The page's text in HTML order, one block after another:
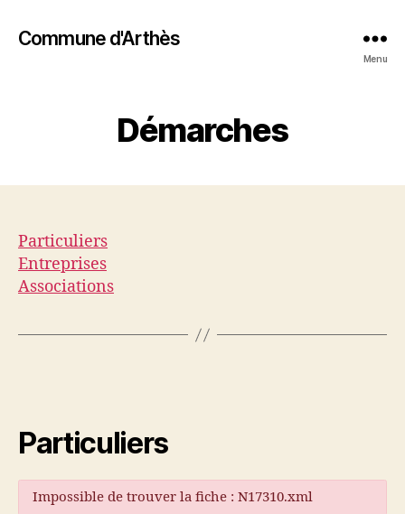
Commune d'Arthès
Menu
Démarches
Particuliers
Entreprises
Associations
Particuliers
Impossible de trouver la fiche : N17310.xml